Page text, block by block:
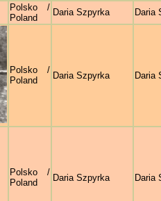
Polsko /
Poland
Daria Szpyrka Daria
Polsko /
Poland
Daria Szpyrka Daria
Polsko /
Poland
Daria Szpyrka Daria